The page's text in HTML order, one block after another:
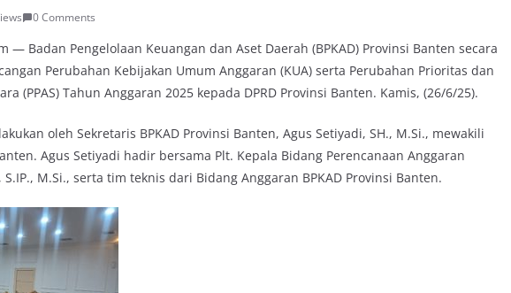
0 Comments
— Badan Pengelolaan Keuangan dan Aset Daerah (BPKAD) Provinsi Banten secara
Perubahan Kebijakan Umum Anggaran (KUA) serta Perubahan Prioritas dan
(PPAS) Tahun Anggaran 2025 kepada DPRD Provinsi Banten. Kamis, (26/6/25).
oleh Sekretaris BPKAD Provinsi Banten, Agus Setiyadi, SH., M.Si., mewakili
Agus Setiyadi hadir bersama Plt. Kepala Bidang Perencanaan Anggaran
M.Si., serta tim teknis dari Bidang Anggaran BPKAD Provinsi Banten.